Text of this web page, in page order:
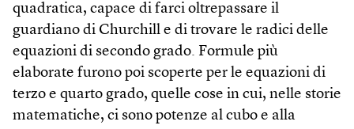
quadratica, capace di farci oltrepassare il
guardiano di Churchill e di trovare le radici delle
equazioni di secondo grado. Formule più
elaborate furono poi scoperte per le equazioni di
terzo e quarto grado, quelle cose in cui, nelle storie
matematiche, ci sono potenze al cubo e alla